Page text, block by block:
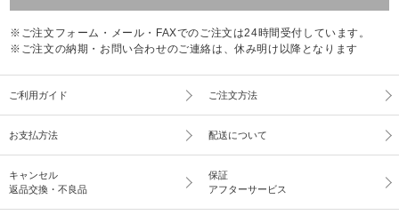
※ご注文フォーム・メール・FAXでのご注文は24時間受付しています。
※ご注文の納期・お問い合わせのご連絡は、休み明け以降となります
ご利用ガイド ご注文方法
お支払方法 配送について
キャンセル
返品交換・不良品
保証
アフターサービス